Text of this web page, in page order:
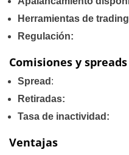
Herramientas de
Regulación:
Comisiones y spreads
Spread :
Retiradas:
Tasa de inactividad:
Ventajas